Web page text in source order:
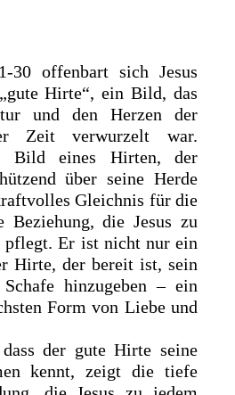
30 offenbart sich Jesus
Hirte“, ein Bild, das
und den Herzen der
Zeit verwurzelt war.
Bild eines Hirten, der
über seine Herde
Gleichnis für die
Beziehung, die Jesus zu
pflegt. Er ist nicht nur ein
Hirte, der bereit ist, sein
hinzugeben – ein
Form von Liebe und
der gute Hirte seine
kennt, zeigt die tiefe